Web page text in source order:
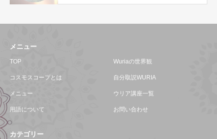
メニュー
TOP Wuriaの世界観
コスモスコープとは 自分取説WURIA
メニュー ウリア講座一覧
用語について お問い合わせ
カテゴリー